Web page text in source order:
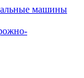
машины